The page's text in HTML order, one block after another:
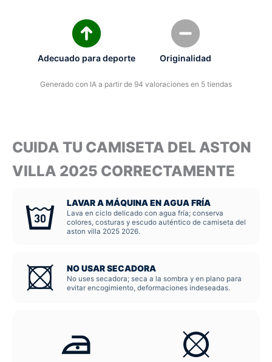
Adecuado para deporte Originalidad
Generado con IA a partir de 94 valoraciones en 5 tiendas
CUIDA TU CAMISETA DEL ASTON
VILLA 2025 CORRECTAMENTE
LAVAR A MÁQUINA EN AGUA FRÍA
Lava en ciclo delicado con agua fría; conserva
colores, costuras y escudo auténtico de camiseta del
aston villa 2025 2026.
NO USAR SECADORA
No uses secadora; seca a la sombra y en plano para
evitar encogimiento, deformaciones indeseadas.